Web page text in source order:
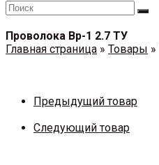
Проволока Вр-1 2.7 ТУ
Главная страница » Товары »
Предыдущий товар
Следующий товар